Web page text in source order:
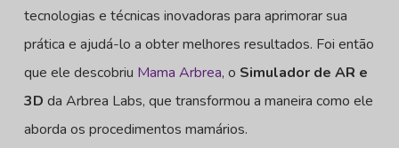
tecnologias e técnicas inovadoras para aprimorar sua
prática e ajudá-lo a obter melhores resultados. Foi então
que ele descobriu Mama Arbrea, o Simulador de AR e
3D da Arbrea Labs, que transformou a maneira como ele
aborda os procedimentos mamários.